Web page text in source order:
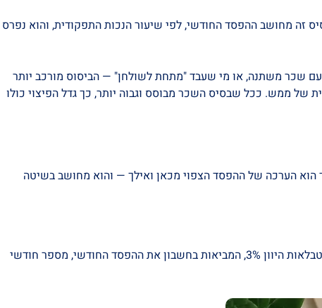
זה מחושב ההפסד החודשי, לפי שיעור הנכות התפקודית, והוא נפרס
שכר משתנה, או מי שעבד "מתחת לשולחן" — הביסוס מורכב יותר
ממש. ככל שבסיס השכר מבוסס וגבוה יותר, כך גדל הפיצוי כולו
הוא הערכה של ההפסד הצפוי מכאן ואילך — והוא מחושב בשיטה
הפסד ההשתכרות העתידי "מהוון" — כלומר מתורגם לסכום חד-פעמי שמשולם היום במקום תשלומים חודשיים עתידיים. החישוב נעשה לפי טבלאות היוון 3%, המביאות בחשבון את ההפסד החודשי, מספר חודשי